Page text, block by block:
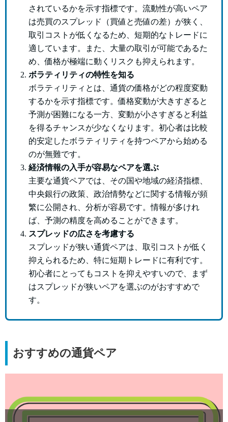
されているかを示す指標です。流動性が高いペア
は売買のスプレッド（買値と売値の差）が狭く、
取引コストが低くなるため、短期的なトレードに
適しています。また、大量の取引が可能であるた
め、価格が極端に動くリスクも抑えられます。
ボラティリティの特性を知る
ボラティリティとは、通貨の価格がどの程度変動
するかを示す指標です。価格変動が大きすぎると
予測が困難になる一方、変動が小さすぎると利益
を得るチャンスが少なくなります。初心者は比較
的安定したボラティリティを持つペアから始める
のが無難です。
経済情報の入手が容易なペアを選ぶ
主要な通貨ペアでは、その国や地域の経済指標、
中央銀行の政策、政治情勢などに関する情報が頻
繁に公開され、分析が容易です。情報が多けれ
ば、予測の精度を高めることができます。
スプレッドの広さを考慮する
スプレッドが狭い通貨ペアは、取引コストが低く
抑えられるため、特に短期トレードに有利です。
初心者にとってもコストを抑えやすいので、まず
はスプレッドが狭いペアを選ぶのがおすすめで
す。
おすすめの通貨ペア